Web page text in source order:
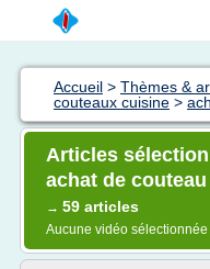
Accueil > Thèmes &
couteaux cuisine >
Articles
achat de
→ 59 articles
Aucune vidéo